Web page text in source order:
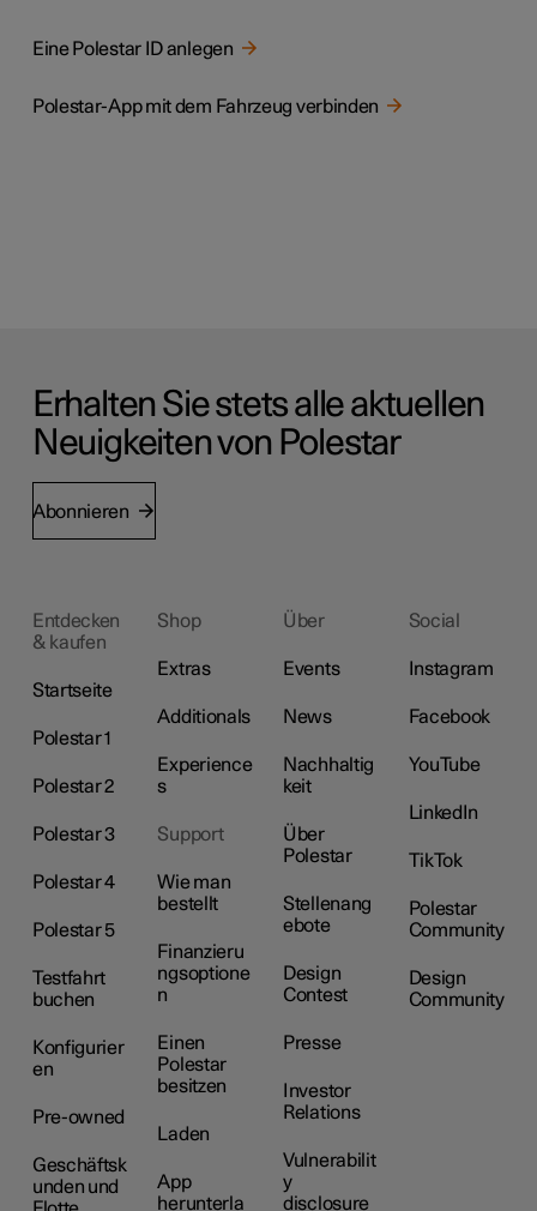
Eine Polestar ID anlegen
Polestar-App mit dem Fahrzeug verbinden
Erhalten Sie stets alle aktuellen
Neuigkeiten von Polestar
Abonnieren
Entdecken
& kaufen
Startseite
Polestar 1
Polestar 2
Polestar 3
Polestar 4
Polestar 5
Testfahrt
buchen
Konfigurier
en
Pre-owned
Geschäftsk
unden und
Shop
Extras
Additionals
Experience
s
Support
Wie man
bestellt
Finanzieru
ngsoptione
n
Einen
Polestar
besitzen
Laden
App
herunterla
Über
Events
News
Nachhaltig
keit
Über
Polestar
Stellenang
ebote
Design
Contest
Presse
Investor
Relations
Vulnerabilit
y
disclosure
Social
Instagram
Facebook
YouTube
LinkedIn
TikTok
Polestar
Community
Design
Community